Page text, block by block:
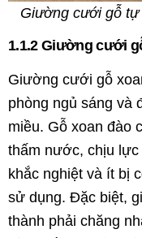
Giường cưới gỗ
1.1.2 Giường cưới
Giường cưới gỗ
phòng ngủ sáng và
miều. Gỗ xoan đào
thấm nước, chịu
khắc nghiệt và ít bị
sử dụng. Đặc biệt,
thành phải chăng